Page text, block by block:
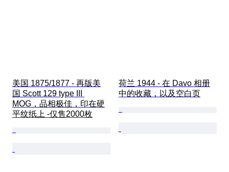
美国 1875/1877 - 再版美
国 Scott 129 type III
MOG，品相极佳，印在硬
平纹纸上 -仅售2000枚
荷兰 1944 - 在 Davo 相册
中的收藏，以及空白页